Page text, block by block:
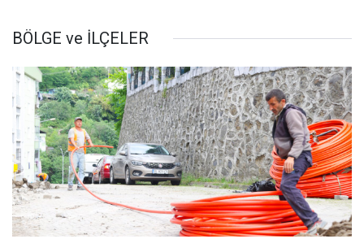
BÖLGE ve İLÇELER